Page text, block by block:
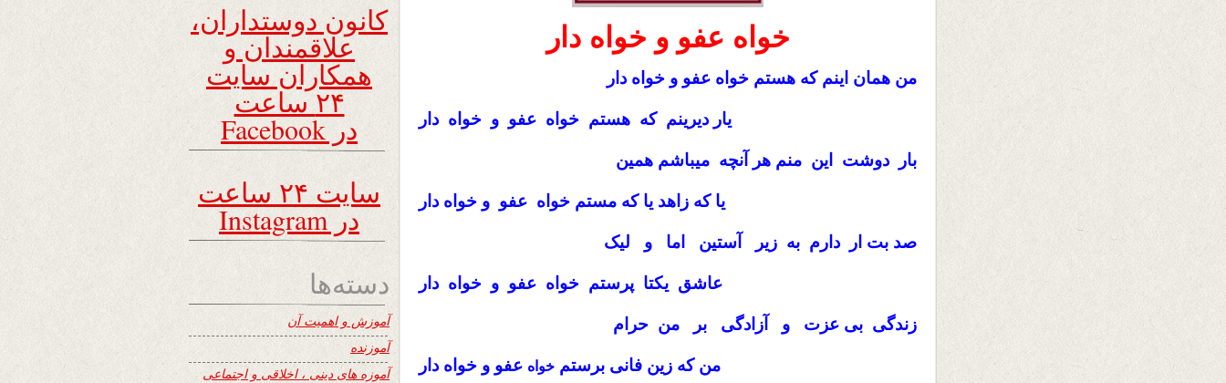
خواه عفو و خواه دار
من همان اینم که هستم خواه عفو و خواه دار
یار دیرینم که هستم خواه عفو و خواه دار
بار دوشت این منم هر آنچه میباشم همین
یا که زاهد یا که مستم خواه عفو و خواه دار
صد بت ار دارم به زیر آستین اما و لیک
عاشق یکتا پرستم خواه عفو و خواه دار
زندگى بى عزت و آزادگى بر من حرام
من که زین فانى برستم خواه عفو و خواه دار
کانون دوستداران،
علاقمندان و
همکاران سایت
۲۴ ساعت
در Facebook
سایت ۲۴ ساعت
در Instagram
دسته‌ها
آموزش و اهمیت آن
آموزنده
آموزه های دینی ، اخلاقی و اجتماعی